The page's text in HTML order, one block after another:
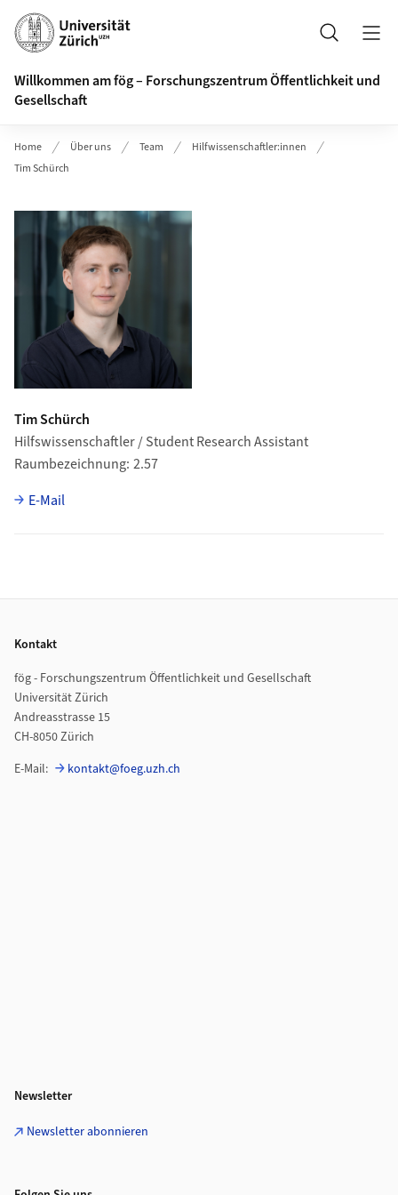
Header
Suche
Willkommen am fög – Forschungszentrum Öffentlichkeit und
Gesellschaft
Home Über uns Team
Hilfwissenschaftler:innen
Tim Schürch
Tim Schürch
Hilfswissenschaftler / Student Research Assistant
Raumbezeichnung 2.57
E-Mail
Kontakt
fög - Forschungszentrum Öffentlichkeit und Gesellschaft
Universität Zürich
Andreasstrasse 15
CH-8050 Zürich
E-Mail:
kontakt@foeg.uzh.ch
Newsletter
Newsletter abonnieren